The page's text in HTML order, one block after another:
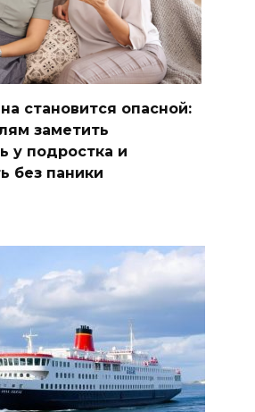
становится опасной:
заметить
у подростка и
без паники